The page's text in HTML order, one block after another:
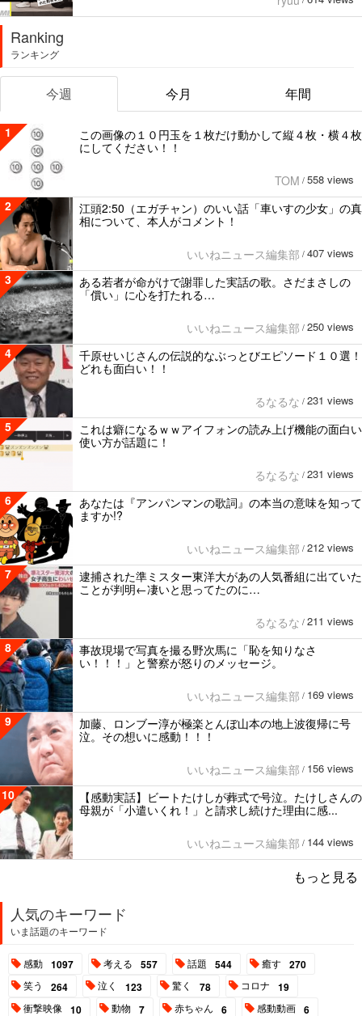
Ranking
ランキング
今週 今月 年間
1
この画像の１０円玉を１枚だけ動かして縦４枚・横４枚
にしてください！！
TOM / 558 views
2
江頭2:50（エガチャン）のいい話「車いすの少女」の真
相について、本人がコメント！
いいねニュース編集部 / 407 views
3
ある若者が命がけで謝罪した実話の歌。さだまさしの
「償い」に心を打たれる…
いいねニュース編集部 / 250 views
4
千原せいじさんの伝説的なぶっとびエピソード１０選！
どれも面白い！！
るなるな / 231 views
5
これは癖になるｗｗアイフォンの読み上げ機能の面白い
使い方が話題に！
るなるな / 231 views
6
あなたは『アンパンマンの歌詞』の本当の意味を知って
ますか!?
いいねニュース編集部 / 212 views
7
逮捕された準ミスター東洋大があの人気番組に出ていた
ことが判明←凄いと思ってたのに…
るなるな / 211 views
8
事故現場で写真を撮る野次馬に「恥を知りなさ
い！！！」と警察が怒りのメッセージ。
いいねニュース編集部 / 169 views
9
加藤、ロンブー淳が極楽とんぼ山本の地上波復帰に号
泣。その想いに感動！！！
いいねニュース編集部 / 156 views
10
【感動実話】ビートたけしが葬式で号泣。たけしさんの
母親が「小遣いくれ！」と請求し続けた理由に感...
いいねニュース編集部 / 144 views
もっと見る
人気のキーワード
いま話題のキーワード
感動 1097 考える 557 話題 544 癒す 270
笑う 264 泣く 123 驚く 78 コロナ 19
衝撃映像 10 動物 7 赤ちゃん 6 感動動画 6